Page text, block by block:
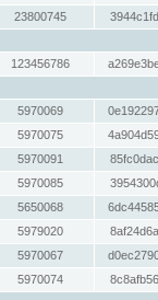
23800745
123456786
5970069
5970075
5970091
5970085
5650068
5979020
5970067
5970074